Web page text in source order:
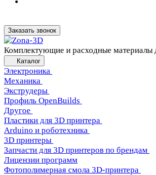
Заказать звонок
Комплектующие и расходные материалы
Каталог
Электроника
Механика
Экструдеры
Профиль OpenBuilds
Другое
Пластики для 3D принтера
Arduino и роботехника
3D принтеры
Запчасти для 3D принтеров по брендам
Лицензии программ
Фотополимерная смола 3D-принтера